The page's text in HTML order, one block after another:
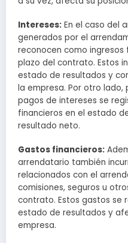
Intereses: En el caso del
generados por el
reconocen como ingresos
plazo del contrato. Estos
estado de resultados y
la empresa. Por otro lado,
pagos de intereses se
financieros en el estado
resultado neto.
Gastos financieros:
arrendatario también
relacionados con el
comisiones, seguros u
contrato. Estos gastos se
estado de resultados y
empresa.